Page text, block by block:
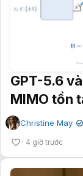
GPT-5.6
MIMO tồn
Christine May ✔
4 giờ trước